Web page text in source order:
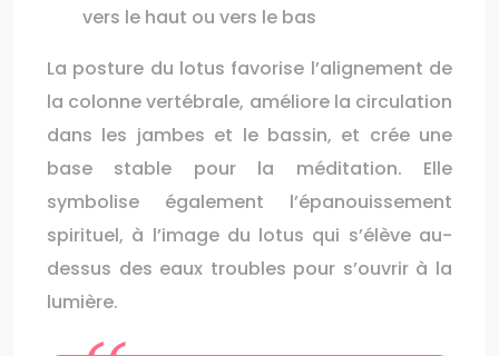
vers le haut ou vers le bas
La posture du lotus favorise l’alignement de
la colonne vertébrale, améliore la circulation
dans les jambes et le bassin, et crée une
base stable pour la méditation. Elle
symbolise également l’épanouissement
spirituel, à l’image du lotus qui s’élève au-
dessus des eaux troubles pour s’ouvrir à la
lumière.